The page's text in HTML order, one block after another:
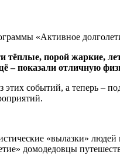
«Активное
тёплые, порой жаркие,
– показали отличную
событий, а теперь –
«вылазки» людей
домодедовцы